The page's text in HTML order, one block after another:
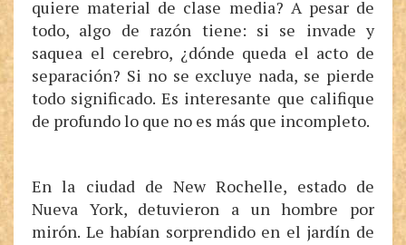
quiere material de clase media? A pesar de
todo, algo de razón tiene: si se invade y
saquea el cerebro, ¿dónde queda el acto de
separación? Si no se excluye nada, se pierde
todo significado. Es interesante que califique
de profundo lo que no es más que incompleto.
En la ciudad de New Rochelle, estado de
Nueva York, detuvieron a un hombre por
mirón. Le habían sorprendido en el jardín de